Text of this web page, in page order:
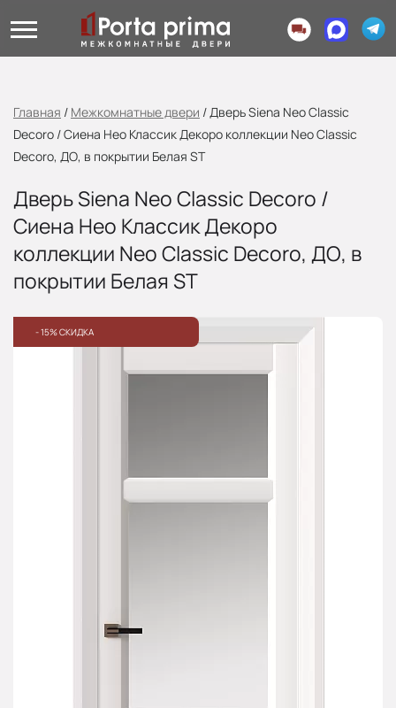
Главная / Межкомнатные двери /Дверь Siena Neo Classic
Decoro / Сиена Нео Классик Декоро коллекции Neo Classic
Decoro, ДО, в покрытии Белая ST
Дверь Siena Neo Classic Decoro /
Сиена Нео Классик Декоро
коллекции Neo Classic Decoro, ДО, в
покрытии Белая ST
- 15% СКИДКА